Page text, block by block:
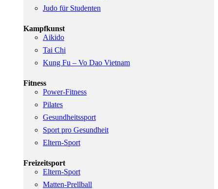
Judo für Studenten
Kampfkunst
Aikido
Tai Chi
Kung Fu – Vo Dao Vietnam
Fitness
Power-Fitness
Pilates
Gesundheitssport
Sport pro Gesundheit
Eltern-Sport
Freizeitsport
Eltern-Sport
Matten-Prellball